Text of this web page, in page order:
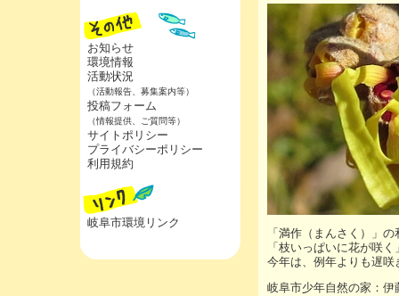
お知らせ
環境情報
活動状況
（活動報告、募集案内等）
投稿フォーム
（情報提供、ご質問等）
サイトポリシー
プライバシーポリシー
利用規約
岐阜市環境リンク
「満作（まんさく）」
「枝いっぱいに花が咲
今年は、例年よりも遅咲
岐阜市少年自然の家：